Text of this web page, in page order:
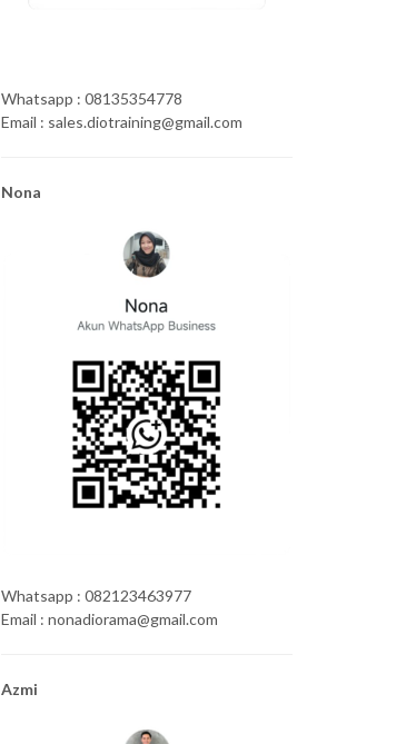
Whatsapp : 08135354778
Email : sales.diotraining@gmail.com
Nona
Whatsapp : 082123463977
Email : nonadiorama@gmail.com
Azmi